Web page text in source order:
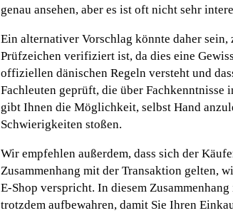
genau ansehen, aber es ist oft nicht sehr
Ein alternativer Vorschlag könnte daher
Prüfzeichen verifiziert ist, da dies eine
offiziellen dänischen Regeln versteht und
Fachleuten geprüft, die über
gibt Ihnen die Möglichkeit, selbst Hand
Schwierigkeiten stoßen.
Wir empfehlen außerdem, dass sich der
Zusammenhang mit der Transaktion gelten,
E-Shop verspricht. In diesem
trotzdem aufbewahren, damit Sie Ihren